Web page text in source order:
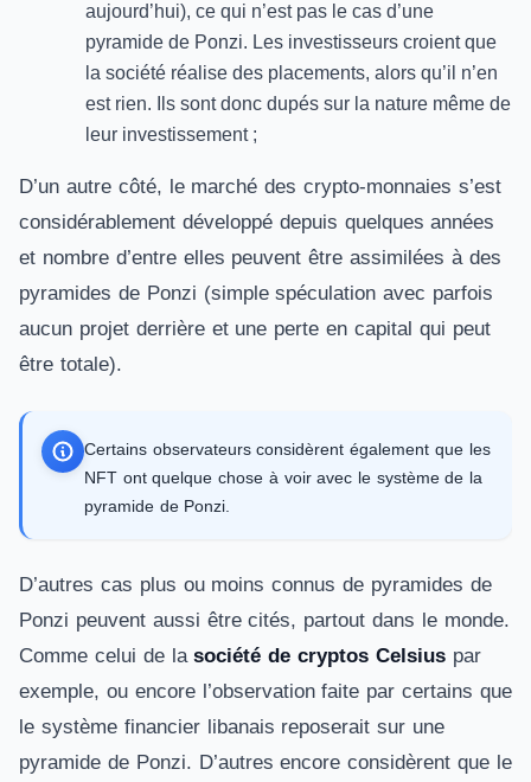
aujourd’hui), ce qui n’est pas le cas d’une
pyramide de Ponzi. Les investisseurs croient que
la société réalise des placements, alors qu’il n’en
est rien. Ils sont donc dupés sur la nature même de
leur investissement ;
D’un autre côté, le marché des crypto-monnaies s’est
considérablement développé depuis quelques années
et nombre d’entre elles peuvent être assimilées à des
pyramides de Ponzi (simple spéculation avec parfois
aucun projet derrière et une perte en capital qui peut
être totale).
Certains observateurs considèrent également que les
NFT ont quelque chose à voir avec le système de la
pyramide de Ponzi.
D’autres cas plus ou moins connus de pyramides de
Ponzi peuvent aussi être cités, partout dans le monde.
Comme celui de lasociété de cryptos Celsius par
exemple, ou encore l’observation faite par certains que
le système financier libanais reposerait sur une
pyramide de Ponzi. D’autres encore considèrent que le